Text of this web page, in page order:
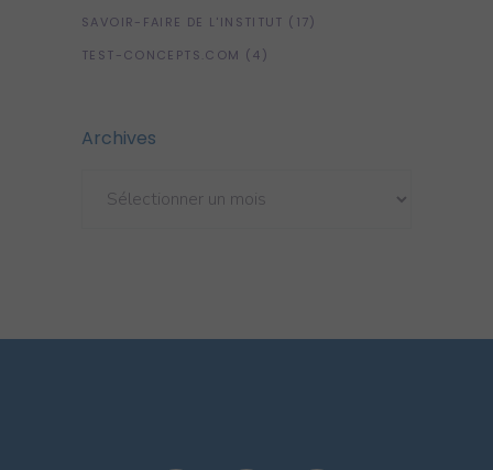
SAVOIR-FAIRE DE L'INSTITUT (17)
TEST-CONCEPTS.COM (4)
Archives